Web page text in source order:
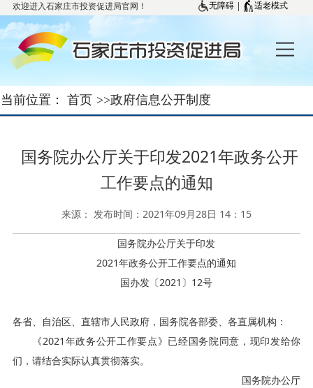
欢迎进入石家庄市投资促进局官网！ 无障碍| 适老模式
当前位置： 首页 >>政府信息公开制度
国务院办公厅关于印发2021年政务公开
工作要点的通知
来源： 发布时间：2021年09月28日 14：15
国务院办公厅关于印发
2021年政务公开工作要点的通知
国办发〔2021〕12号
各省、自治区、直辖市人民政府，国务院各部委、各直属机构：
《2021年政务公开工作要点》已经国务院同意，现印发给你
们，请结合实际认真贯彻落实。
国务院办公厅